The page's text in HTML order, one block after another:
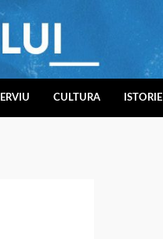
CULTURA ISTORIE